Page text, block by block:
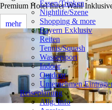
Premium Hotel Ihrer Wahl
mehr
Essen/Trinken
Nightlife/Szene
Shopping & more
Bayern Exklusiv
Reiten
Tennis/Squash
Wassersport
Indoor
Outdoor
Unternehmen
Reiseplanung
Allg. Info